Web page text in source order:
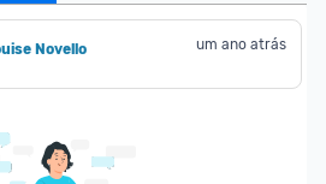
Novello um ano atrás